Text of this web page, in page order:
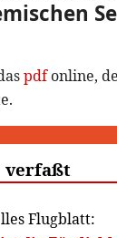
pdfonline,
verfaßt
Flugblatt: